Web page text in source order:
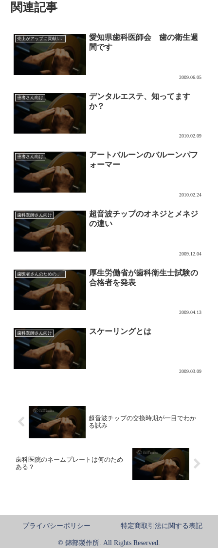
関連記事
売上がアップに貢献!?超音波チップの効果的な使い方
愛知県歯科医師会 歯の衛生週
間です
2009.06.05
患者さん向け
デンタルエステ、知ってます
か？
2010.02.09
患者さん向け
アートバルーンのバルーンパフ
ォーマー
2010.02.24
歯科医師さん向け
超音波チップのオネジとメネジ
の違い
2009.12.04
歯医者さんのためのマーケティング
厚生労働省が歯科衛生士試験の
合格者を発表
2009.04.13
歯科医師さん向け スケーリングとは
2009.03.09
超音波チップの交換時期が一目でわか
る試み
歯科医院のネームプレートは何のため
ある？
プライバシーポリシー 特定商取引法に関する表記
© 錦部製作所. All Rights Reserved.